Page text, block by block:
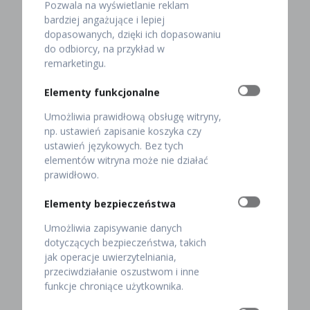
rozpoznawalna. Jej witryna może wyróżniać się wśród
konkurentów kolorystyką.
Po drugie, żeby zwiększyć szanse na sukces, menu
powinno być spójne z wystrojem restauracji. Czytelne i
estetyczne. Najlepiej, gdy karta dań jest krótka, ale
urozmaicona i zawiera potrawy z regionalnych lub
sezonowych produktów. Chodzi o to, aby kucharz
przyrządzał posiłki na bieżąco ze świeżych towarów, a
każdy gość znalazł danie, które trafia w jego gust
kulinarny.
Po trzecie, na sukces restauracji wpływa także obsługa
(pracownicy kuchni i sali) i jej jakość. Dlatego wybór
odpowiedniego szefa kuchni to podstawa.
Odpowiedniego, czyli z doświadczeniem, pasją do
gotowania i umiejętnościami interpersonalnymi. Dobry
kucharz jest też zaangażowany i utożsamia się z
restauracją, w której pracuje.
Pozwala na wyświetlanie reklam
bardziej angażujące i lepiej
dopasowanych, dzięki ich dopasowaniu
do odbiorcy, na przykład w
remarketingu.
Elementy funkcjonalne
Umożliwia prawidłową obsługę witryny,
np. ustawień zapisanie koszyka czy
ustawień językowych. Bez tych
elementów witryna może nie działać
prawidłowo.
Elementy bezpieczeństwa
Umożliwia zapisywanie danych
dotyczących bezpieczeństwa, takich
jak operacje uwierzytelniania,
przeciwdziałanie oszustwom i inne
funkcje chroniące użytkownika.